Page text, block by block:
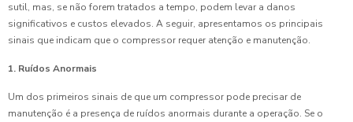
sutil, mas, se não forem tratados a tempo, podem levar a danos
significativos e custos elevados. A seguir, apresentamos os principais
sinais que indicam que o compressor requer atenção e manutenção.
1. Ruídos Anormais
Um dos primeiros sinais de que um compressor pode precisar de
manutenção é a presença de ruídos anormais durante a operação. Se o